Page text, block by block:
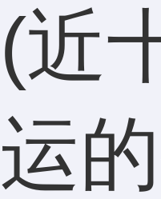
(近
运